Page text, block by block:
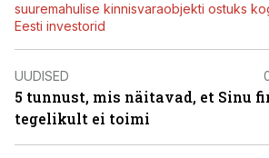
suuremahulise kinnisvaraobjekti ostuks
Eesti investorid
UUDISED
5 tunnust, mis näitavad, et Sinu
tegelikult ei toimi